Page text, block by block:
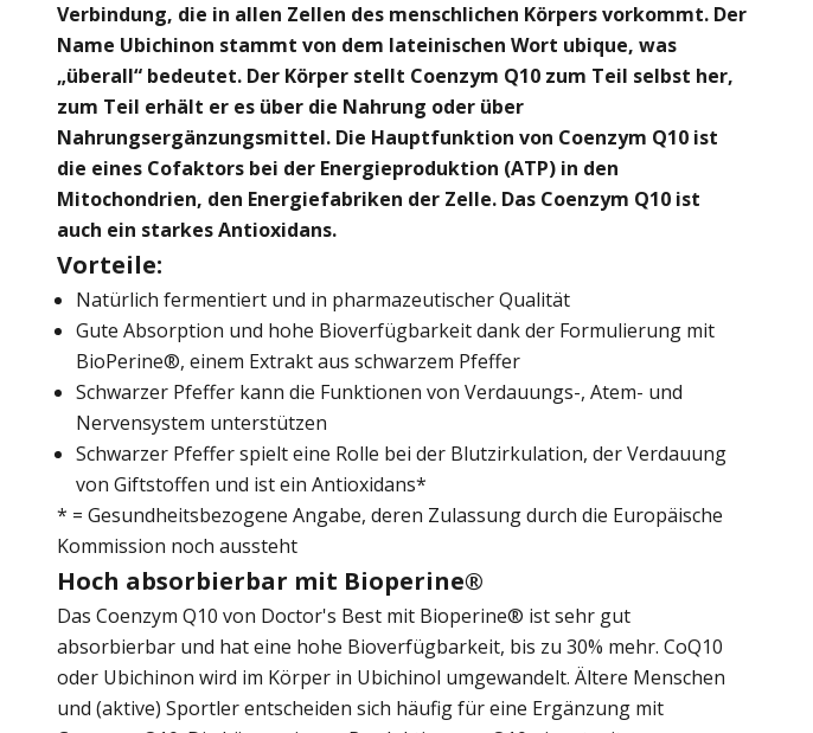
Verbindung, die in allen Zellen des menschlichen Körpers vorkommt. Der
Name Ubichinon stammt von dem lateinischen Wort ubique, was
„überall“ bedeutet. Der Körper stellt Coenzym Q10 zum Teil selbst her,
zum Teil erhält er es über die Nahrung oder über
Nahrungsergänzungsmittel. Die Hauptfunktion von Coenzym Q10 ist
die eines Cofaktors bei der Energieproduktion (ATP) in den
Mitochondrien, den Energiefabriken der Zelle. Das Coenzym Q10 ist
auch ein starkes Antioxidans.
Vorteile:
Natürlich fermentiert und in pharmazeutischer Qualität
Gute Absorption und hohe Bioverfügbarkeit dank der Formulierung mit
BioPerine®, einem Extrakt aus schwarzem Pfeffer
Schwarzer Pfeffer kann die Funktionen von Verdauungs-, Atem- und
Nervensystem unterstützen
Schwarzer Pfeffer spielt eine Rolle bei der Blutzirkulation, der Verdauung
von Giftstoffen und ist ein Antioxidans*
* = Gesundheitsbezogene Angabe, deren Zulassung durch die Europäische
Kommission noch aussteht
Hoch absorbierbar mit Bioperine®
Das Coenzym Q10 von Doctor's Best mit Bioperine® ist sehr gut
absorbierbar und hat eine hohe Bioverfügbarkeit, bis zu 30% mehr. CoQ10
oder Ubichinon wird im Körper in Ubichinol umgewandelt. Ältere Menschen
und (aktive) Sportler entscheiden sich häufig für eine Ergänzung mit